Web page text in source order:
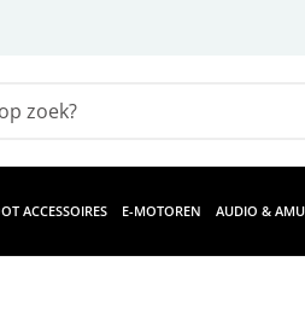
ACCESSOIRES E-MOTOREN AUDIO &